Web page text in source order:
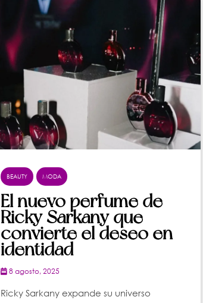
BEAUTY MODA
El nuevo perfume de
Ricky Sarkany que
convierte el deseo en
identidad
8 agosto, 2025
Ricky Sarkany expande su universo